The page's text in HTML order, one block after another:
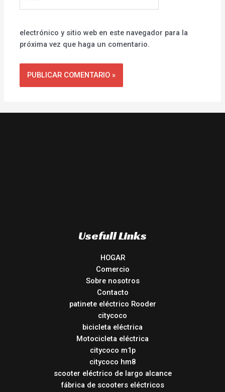
electrónico y sitio web en este navegador para la
próxima vez que haga un comentario.
Usefull Links
HOGAR
Comercio
Sobre nosotros
Contacto
patinete eléctrico Rooder
citycoco
bicicleta eléctrica
Motocicleta eléctrica
citycoco m1p
citycoco hm8
scooter eléctrico de largo alcance
fábrica de scooters eléctricos